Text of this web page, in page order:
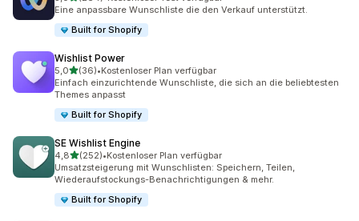
264 Rezensionen insgesamt
Eine anpassbare Wunschliste die den Verkauf unterstützt.
Built for Shopify
Wishlist Power
5,0von 5 Sternen
(36)
36 Rezensionen insgesamt
•Kostenloser Plan verfügbar
Einfach einzurichtende Wunschliste, die sich an die beliebtesten
Themes anpasst
Built for Shopify
SE Wishlist Engine
4,8von 5 Sternen
(252)
252 Rezensionen insgesamt
•Kostenloser Plan verfügbar
Umsatzsteigerung mit Wunschlisten: Speichern, Teilen,
Wiederaufstockungs-Benachrichtigungen & mehr.
Built for Shopify